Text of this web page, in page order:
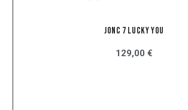
Jonc 7 Lucky You
129,00 €